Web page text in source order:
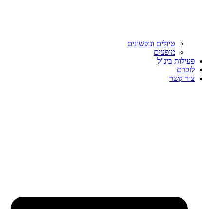
טיולים ונופשונים
מופעים
פעילות בינ"ל
לזכרם
צור קשר